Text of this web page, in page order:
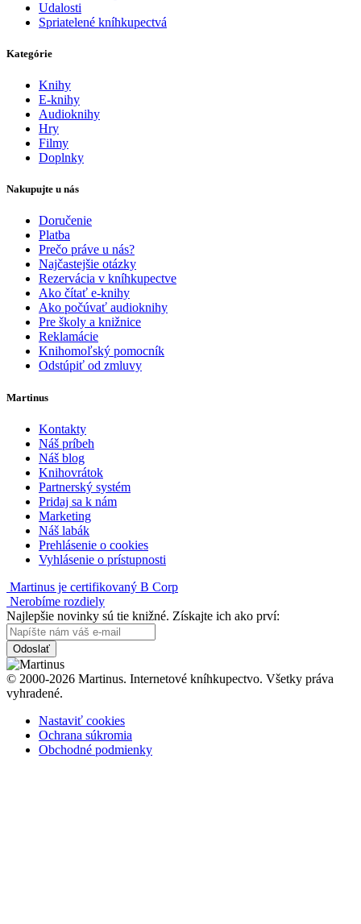
Udalosti
Spriatelené kníhkupectvá
Kategórie
Knihy
E-knihy
Audioknihy
Hry
Filmy
Doplnky
Nakupujte u nás
Doručenie
Platba
Prečo práve u nás?
Najčastejšie otázky
Rezervácia v kníhkupectve
Ako čítať e-knihy
Ako počúvať audioknihy
Pre školy a knižnice
Reklamácie
Knihomoľský pomocník
Odstúpiť od zmluvy
Martinus
Kontakty
Náš príbeh
Náš blog
Knihovrátok
Partnerský systém
Pridaj sa k nám
Marketing
Náš labák
Prehlásenie o cookies
Vyhlásenie o prístupnosti
Martinus je certifikovaný B Corp
Nerobíme rozdiely
Najlepšie novinky sú tie knižné. Získajte ich ako prví:
Odoslať
© 2000-2026 Martinus. Internetové kníhkupectvo. Všetky práva
vyhradené.
Nastaviť cookies
Ochrana súkromia
Obchodné podmienky